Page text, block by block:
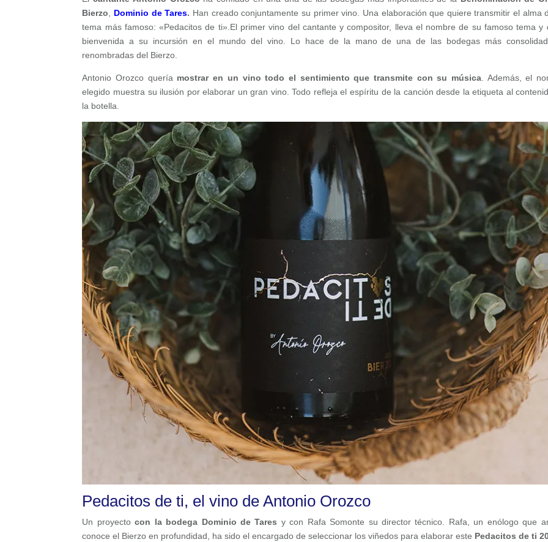
Bierzo
Dominio de Tares. Han creado conjuntamente su primer vino. Una elaboración que quiere transmitir el alma
tema más famoso: «Pedacitos de ti». El primer vino del cantante y compositor, lleva el nombre de su famoso tema y
bienvenida a su incursión en el mundo del vino. Lo hace de la mano de una de las bodegas más
renombradas del Bierzo.
Antonio Orozco quería mostrar en un vino todo el sentimiento que transmite con su música. Además, el
elegido muestra su ilusión por elaborar un gran vino. Todo refleja el espíritu de la canción desde la etiqueta al
la botella.
Pedacitos de ti, el vino de Antonio Orozco
Un proyectocon la bodega Dominio de Tares y con Rafa Somonte su director técnico. Rafa, un enólogo que
conoce el Bierzo en profundidad, ha sido el encargado de seleccionar los viñedos para elaborar este Pedacitos de ti